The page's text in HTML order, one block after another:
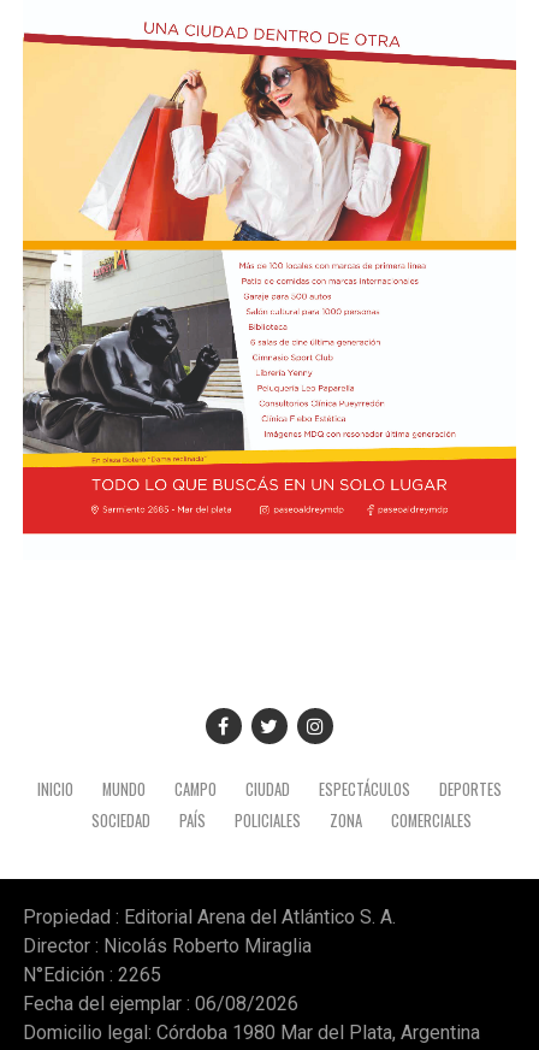
En la conferencia de prensa acompañaron a Bullrich los
presidentes de las comisiones de Asuntos
Constitucionales, Agustín Coto (LLA-Tierra del Fuego),
y de Legislación General, Nadia Márquez (LLA-Neuquén).
FOTO: Bullrich, durante la conferencia de prensa en el
Senado. Rodrigo Néspolo/LA NACIÓN
INICIO MUNDO CAMPO CIUDAD ESPECTÁCULOS
DEPORTES
SOCIEDAD
PAÍS POLICIALES ZONA COMERCIALES
Propiedad : Editorial Arena del Atlántico S. A.
Director : Nicolás Roberto Miraglia
N°Edición : 2265
Fecha del ejemplar : 06/08/2026
Domicilio legal: Córdoba 1980 Mar del Plata, Argentina